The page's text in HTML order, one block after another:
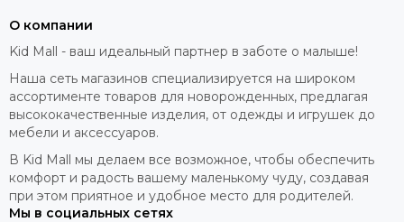
О компании
Kid Mall - ваш идеальный партнер в заботе о малыше!
Наша сеть магазинов специализируется на широком
ассортименте товаров для новорожденных, предлагая
высококачественные изделия, от одежды и игрушек до
мебели и аксессуаров.
В Kid Mall мы делаем все возможное, чтобы обеспечить
комфорт и радость вашему маленькому чуду, создавая
при этом приятное и удобное место для родителей.
Мы в социальных сетях